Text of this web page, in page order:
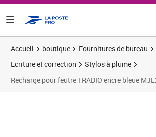
Accueil boutique
Fournitures de bureau
Ecriture et correction
Stylos à plume
Recharge pour feutre TRADIO encre bleue